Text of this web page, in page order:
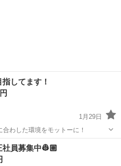
してます！
1月29日
わした環境をモットーに！
職
社員募集中👷🏼